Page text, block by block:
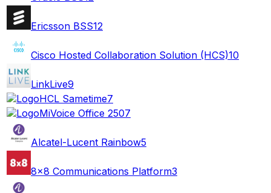
Ericsson BSS12
Cisco Hosted Collaboration Solution (HCS)10
LinkLive9
HCL Sametime7
MiVoice Office 2507
Alcatel-Lucent Rainbow5
8x8 Communications Platform3